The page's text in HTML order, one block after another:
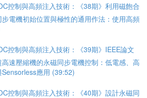
控制與高頻注入技術：《38期》利用磁飽合
電機初始位置與極性的通用作法：使用高頻
控制與高頻注入技術：《39期》IEEE論文
速壓縮機的永磁同步電機控制：低電感、高
應用 (39:52)
控制與高頻注入技術：《40期》設計永磁同